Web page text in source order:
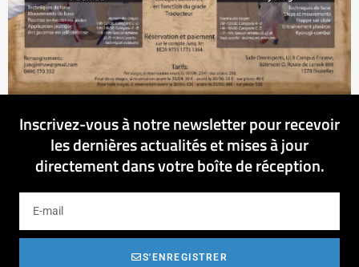
Inscrivez-vous à notre newsletter pour recevoir
les dernières actualités et mises à jour
directement dans votre boîte de réception.
S'ENREGISTRER